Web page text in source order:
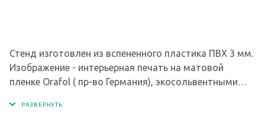
Стенд изготовлен из вспененного пластика ПВХ 3 мм.
Изображение - интерьерная печать на матовой
пленке Orafol ( пр-во Германия), экосольвентными